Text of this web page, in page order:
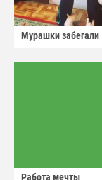
Мурашки забегали
Работа мечты